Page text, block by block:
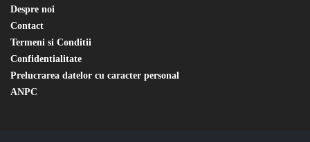
Despre noi
Contact
Termeni si Conditii
Confidentialitate
Prelucrarea datelor cu caracter personal
ANPC